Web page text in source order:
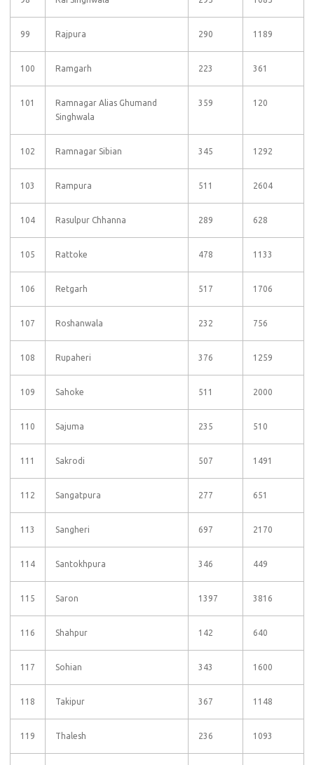
99 Rajpura 290 1189
100 Ramgarh 223 361
101
Ramnagar Alias Ghumand
Singhwala
359 120
102 Ramnagar Sibian 345 1292
103 Rampura 511 2604
104 Rasulpur Chhanna 289 628
105 Rattoke 478 1133
106 Retgarh 517 1706
107 Roshanwala 232 756
108 Rupaheri 376 1259
109 Sahoke 511 2000
110 Sajuma 235 510
111 Sakrodi 507 1491
112 Sangatpura 277 651
113 Sangheri 697 2170
114 Santokhpura 346 449
115 Saron 1397 3816
116 Shahpur 142 640
117 Sohian 343 1600
118 Takipur 367 1148
119 Thalesh 236 1093